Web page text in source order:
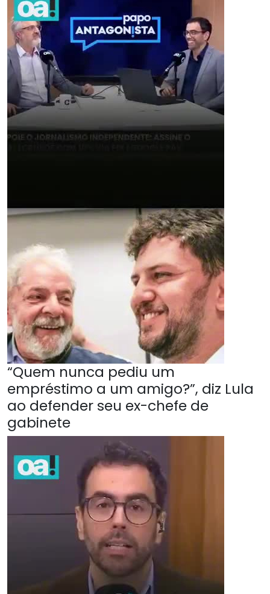
“Quem nunca pediu um
empréstimo a um amigo?”, diz Lula
ao defender seu ex-chefe de
gabinete